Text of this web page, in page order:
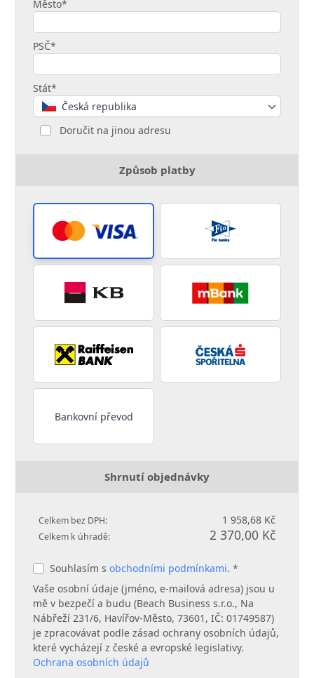
Město*
PSČ*
Stát*
Česká republika
Doručit na jinou adresu
Způsob platby
Bankovní převod
Shrnutí objednávky
Celkem bez DPH: 1 958,68 Kč
Celkem k úhradě: 2 370,00 Kč
Souhlasím sobchodními podmínkami. *
Vaše osobní údaje (jméno, e-mailová adresa) jsou u
mě v bezpečí a budu (Beach Business s.r.o., Na
Nábřeží 231/6, Havířov-Město, 73601, IČ: 01749587)
je zpracovávat podle zásad ochrany osobních údajů,
které vycházejí z české a evropské legislativy.
Ochrana osobních údajů